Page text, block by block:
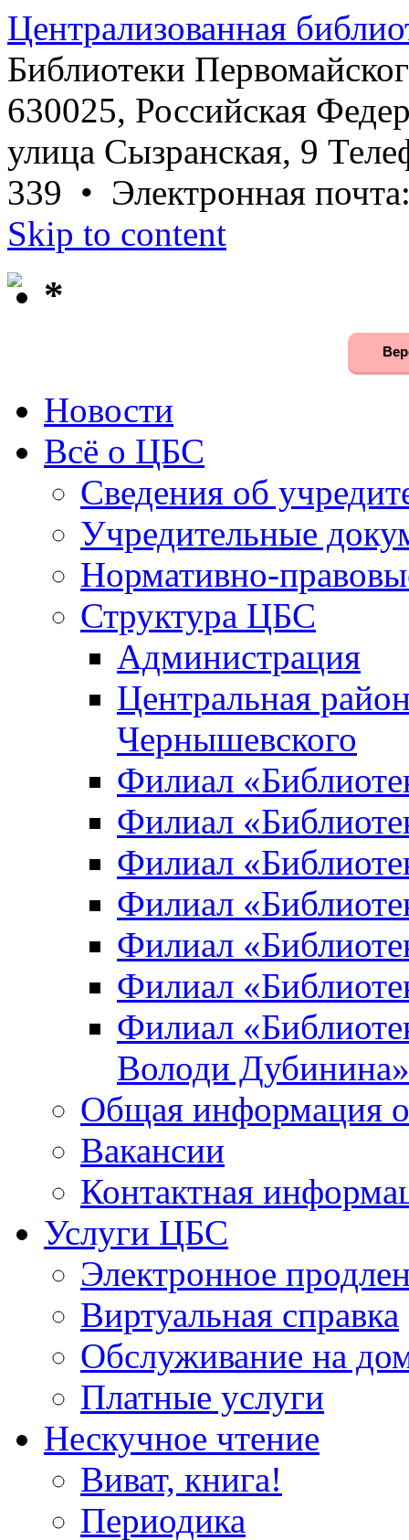
Централизованная
Библиотеки
630025, Российская
улица Сызранская, 9
339 • Электронная
Skip to content
*
Новости
Всё о ЦБС
Сведения об
Учредительные
Нормативно-
Структура ЦБС
Администрация
Центральная
Чернышевского
Филиал
Филиал
Филиал
Филиал
Филиал
Филиал
Филиал
Володи Дубинина»
Общая информация
Вакансии
Контактная
Услуги ЦБС
Электронное
Виртуальная справка
Обслуживание на
Платные услуги
Нескучное чтение
Виват, книга!
Периодика